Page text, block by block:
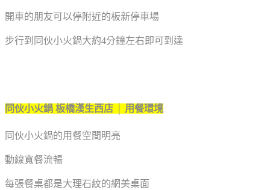
開車的朋友可以停附近的板新停車場
步行到同伙小火鍋大約4分鐘左右即可到達
同伙小火鍋 板橋漢生西店 │ 用餐環境
同伙小火鍋的用餐空間明亮
動線寬餐流暢
每張餐桌都是大理石紋的網美桌面